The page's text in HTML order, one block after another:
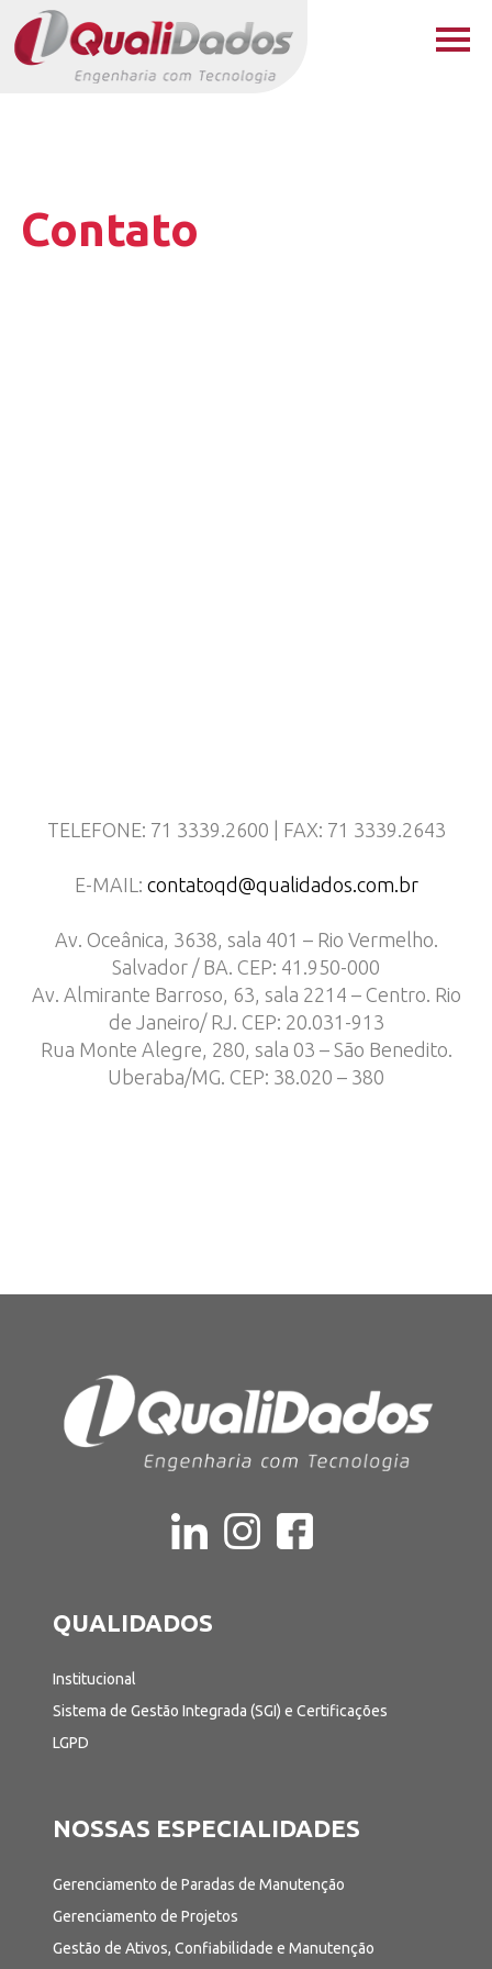
Contato
TELEFONE: 71 3339.2600 | FAX: 71 3339.2643
E-MAIL: contatoqd@qualidados.com.br
Av. Oceânica, 3638, sala 401 – Rio Vermelho.
Salvador / BA. CEP: 41.950-000
Av. Almirante Barroso, 63, sala 2214 – Centro. Rio
de Janeiro/ RJ. CEP: 20.031-913
Rua Monte Alegre, 280, sala 03 – São Benedito.
Uberaba/MG. CEP: 38.020 – 380
QUALIDADOS
Institucional
Sistema de Gestão Integrada (SGI) e Certificações
LGPD
NOSSAS ESPECIALIDADES
Gerenciamento de Paradas de Manutenção
Gerenciamento de Projetos
Gestão de Ativos, Confiabilidade e Manutenção